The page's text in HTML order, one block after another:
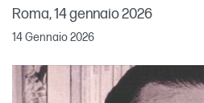
Roma, 14 gennaio 2026
14 Gennaio 2026